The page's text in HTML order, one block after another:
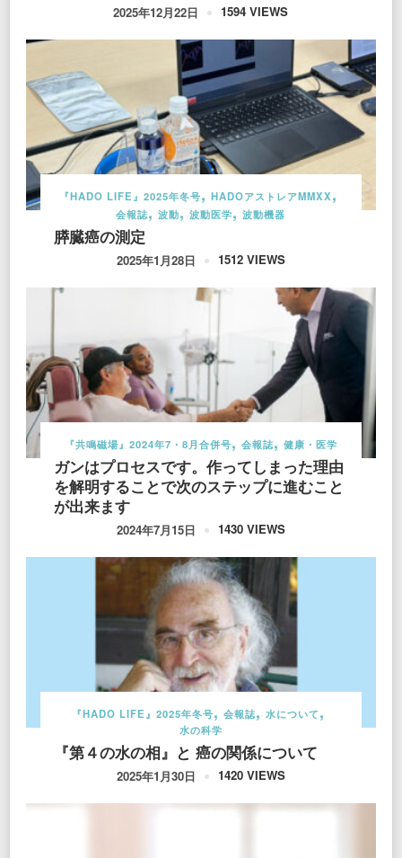
2025年12月22日 1594 VIEWS
『HADO LIFE』2025年冬号
HADOアストレアMMXX
会報誌
波動 波動医学 波動機器
膵臓癌の測定
2025年1月28日 1512 VIEWS
『共鳴磁場』2024年7・8月合併号 会報誌 健康・医学
ガンはプロセスです。作ってしまった理由
を解明することで次のステップに進むこと
が出来ます
2024年7月15日 1430 VIEWS
『HADO LIFE』2025年冬号 会報誌
水について
水の科学
『第４の水の相』と 癌の関係について
2025年1月30日 1420 VIEWS